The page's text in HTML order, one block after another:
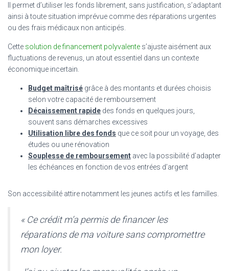
Il permet d’utiliser les fonds librement, sans justification, s’adaptant
ainsi à toute situation imprévue comme des réparations urgentes
ou des frais médicaux non anticipés.
Cette solution de financement polyvalente s’ajuste aisément aux
fluctuations de revenus, un atout essentiel dans un contexte
économique incertain.
Budget maîtrisé grâce à des montants et durées choisis
selon votre capacité de remboursement
Décaissement rapide des fonds en quelques jours,
souvent sans démarches excessives
Utilisation libre des fonds que ce soit pour un voyage, des
études ou une rénovation
Souplesse de remboursement avec la possibilité d’adapter
les échéances en fonction de vos entrées d’argent
Son accessibilité attire notamment les jeunes actifs et les familles.
« Ce crédit m’a permis de financer les
réparations de ma voiture sans compromettre
mon loyer.